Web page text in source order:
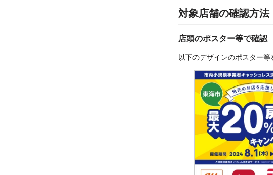
対象店舗の確認方法
店頭のポスター等で確認
以下のデザインのポスター等